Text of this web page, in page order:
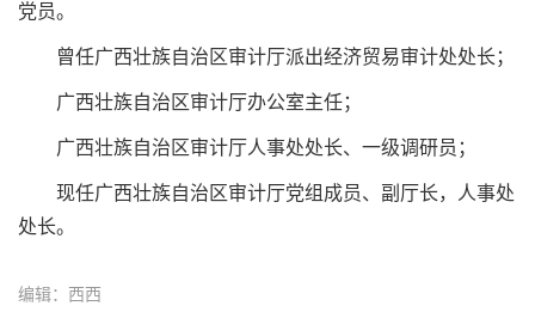
党员。
曾任广西壮族自治区审计厅派出经济贸易审计处处长；
广西壮族自治区审计厅办公室主任；
广西壮族自治区审计厅人事处处长、一级调研员；
现任广西壮族自治区审计厅党组成员、副厅长，人事处
处长。
编辑：西西